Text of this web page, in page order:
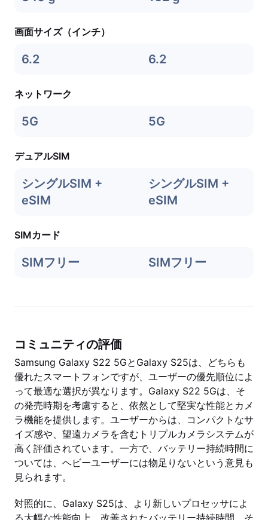
画面サイズ（インチ）
6.2 6.2
ネットワーク
5G 5G
デュアルSIM
シングルSIM +
eSIM
シングルSIM +
eSIM
SIMカード
SIMフリー SIMフリー
コミュニティの評価
Samsung Galaxy S22 5GとGalaxy S25は、どちらも
優れたスマートフォンですが、ユーザーの優先順位によ
って最適な選択が異なります。Galaxy S22 5Gは、そ
の発売時期を考慮すると、依然として堅実な性能とカメ
ラ機能を提供します。ユーザーからは、コンパクトなサ
イズ感や、望遠カメラを含むトリプルカメラシステムが
高く評価されています。一方で、バッテリー持続時間に
ついては、ヘビーユーザーには物足りないという意見も
見られます。
対照的に、Galaxy S25は、より新しいプロセッサによ
る大幅な性能向上、改善されたバッテリー持続時間、そ